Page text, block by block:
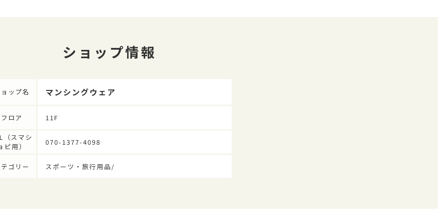
ショップ情報
ップ名 マンシングウェア
フロア 11F
（スマシ
ピ用）
070-1377-4098
ゴリー スポーツ・旅行用品/